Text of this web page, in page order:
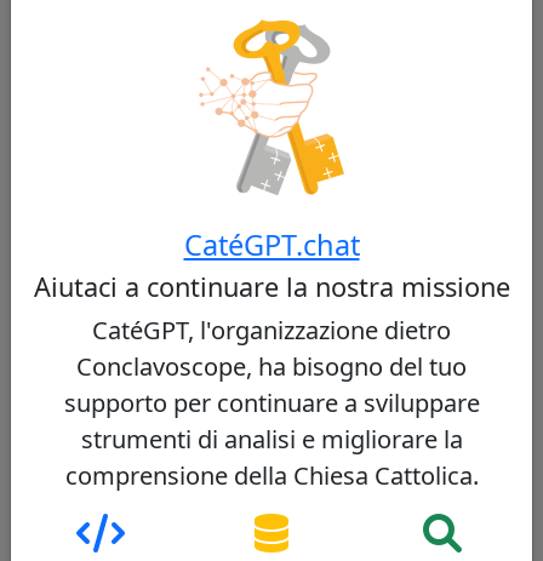
Cardinale americano, arcivescovo di New York,
leadership equilibrata, combinando impegno
sociale e difesa della tradizione cattolica e dei
Vedi profilo
53/100
Daniel Nicholas DiNardo
CatéGPT.chat
Aiutaci a continuare la nostra missione
CatéGPT, l'organizzazione dietro
Conclavoscope, ha bisogno del tuo
supporto per continuare a sviluppare
strumenti di analisi e migliorare la
comprensione della Chiesa Cattolica.